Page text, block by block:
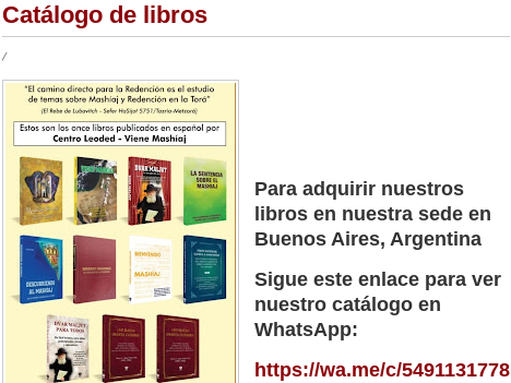
Catálogo de libros
/
Para adquirir nuestros
libros en nuestra sede en
Buenos Aires, Argentina
Sigue este enlace para ver
nuestro catálogo en
WhatsApp:
https://wa.me/c/5491131778